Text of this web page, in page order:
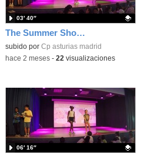
The Summer Show 004
Contenido educativo.
subido por Cp asturias madrid
03′ 40″
-hace 2 meses- 22 visualizaciones
06′ 16″